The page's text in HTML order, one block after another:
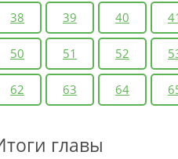
38 39 40
50 51 52
62 63 64
главы